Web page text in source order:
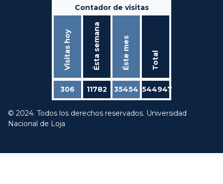
Contador de visitas
Visitas hoy Ésta semana Éste mes Total
306 11782 35454 544947
© 2024. Todos los derechos reservados. Universidad
Nacional de Loja